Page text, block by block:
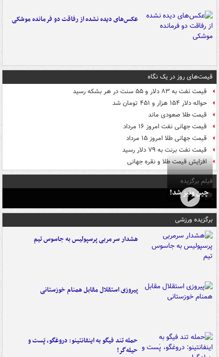
عکس‌های دیده نشده از رفاقت دو فرمانده‌ موشکی
قیمت‌های روز در یک نگاه
قیمت نفت به ۸۳ دلار و ۵۵ سنت در هر بشکه رسید
حواله دلار ۱۵۴ هزار و ۴۵۱ تومان شد
قیمت طلا صعودی ماند
قیمت جهانی نفت امروز ۱۶ مرداد
قیمت جهانی طلا امروز ۱۵ مرداد
قیمت نفت برنت به ۷۹ دلار رسید
افزایش قیمت طلا و نقره جهانی
فیلم برگزیده
چین ونیز شد!
برگزیده ورزشی
هشدار سرمربی پرسپولیس به جاسوس تیم
پیروزی استقلال مقابل همنام خوزستانی
حمله تند فیگو به اینفانتینو: دروغگو، پَست‌ و
حیله‌گر!